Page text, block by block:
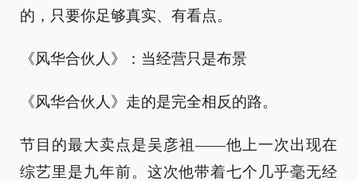
的，只要你足够真实、有看点。
《风华合伙人》：当经营只是布景
《风华合伙人》走的是完全相反的路。
节目的最大卖点是吴彦祖——他上一次出现在
综艺里是九年前。这次他带着七个几乎毫无经